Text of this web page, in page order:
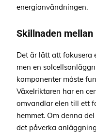
energianvändningen.
Skillnaden
Det är lätt att fokusera
men en
komponenter måste
Växelriktaren har en
omvandlar elen till ett
hemmet. Om denna
det påverka